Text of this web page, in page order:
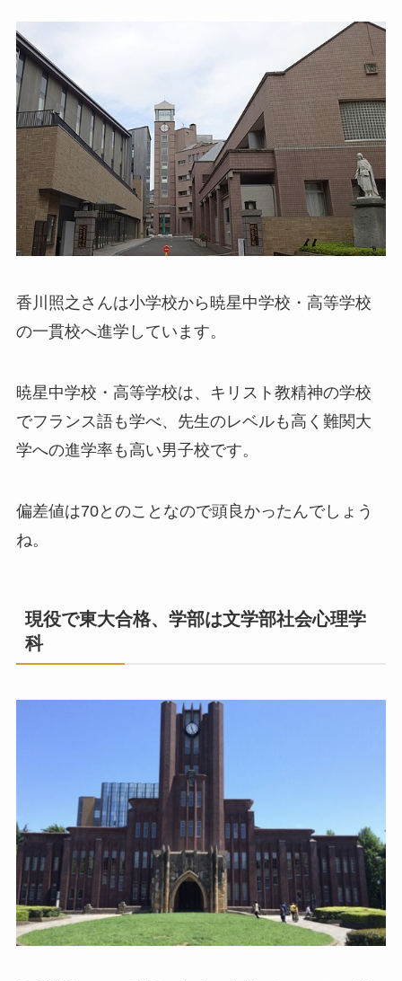
香川照之さんは小学校から暁星中学校・高等学校
の一貫校へ進学しています。
暁星中学校・高等学校は、キリスト教精神の学校
でフランス語も学べ、先生のレベルも高く難関大
学への進学率も高い男子校です。
偏差値は70とのことなので頭良かったんでしょう
ね。
現役で東大合格、学部は文学部社会心理学
科